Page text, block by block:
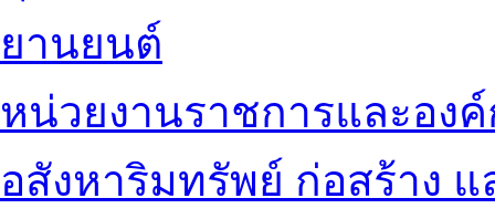
ยานยนต์
หน่วยงานราชการและอง
อสังหาริมทรัพย์ ก่อสร้าง